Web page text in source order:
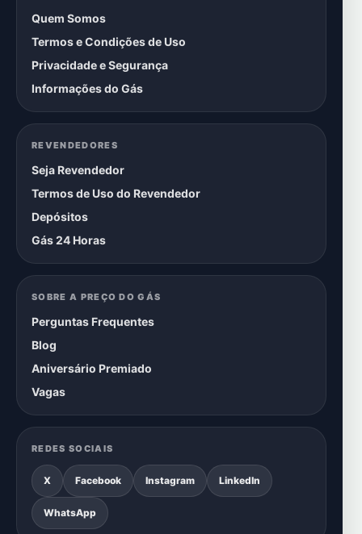
Quem Somos
Termos e Condições de Uso
Privacidade e Segurança
Informações do Gás
REVENDEDORES
Seja Revendedor
Termos de Uso do Revendedor
Depósitos
Gás 24 Horas
SOBRE A PREÇO DO GÁS
Perguntas Frequentes
Blog
Aniversário Premiado
Vagas
REDES SOCIAIS
X Facebook Instagram LinkedIn
WhatsApp